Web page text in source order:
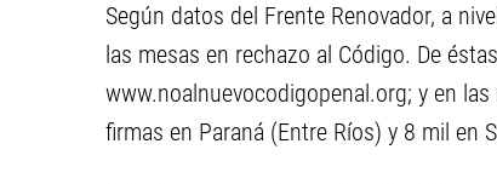
Según datos del Frente Renovador, a
las mesas en rechazo al Código. De
www.noalnuevocodigopenal.org; y en
firmas en Paraná (Entre Ríos) y 8 mil en